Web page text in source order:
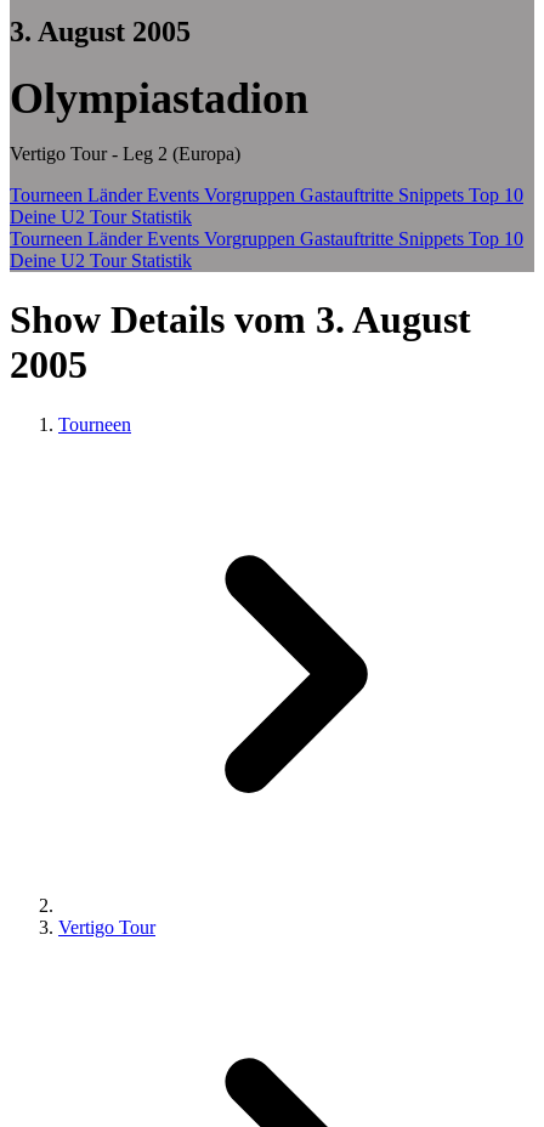
3. August 2005
Olympiastadion
Vertigo Tour - Leg 2 (Europa)
Tourneen LänderEvents Vorgruppen Gastauftritte Snippets Top 10
Deine U2 Tour Statistik
Tourneen LänderEvents Vorgruppen Gastauftritte Snippets Top 10
Deine U2 Tour Statistik
Show Details vom 3. August
2005
Tourneen
Vertigo Tour